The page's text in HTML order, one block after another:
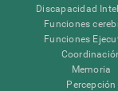
Discapacidad
Funciones
Funciones
Memoria
Percepción